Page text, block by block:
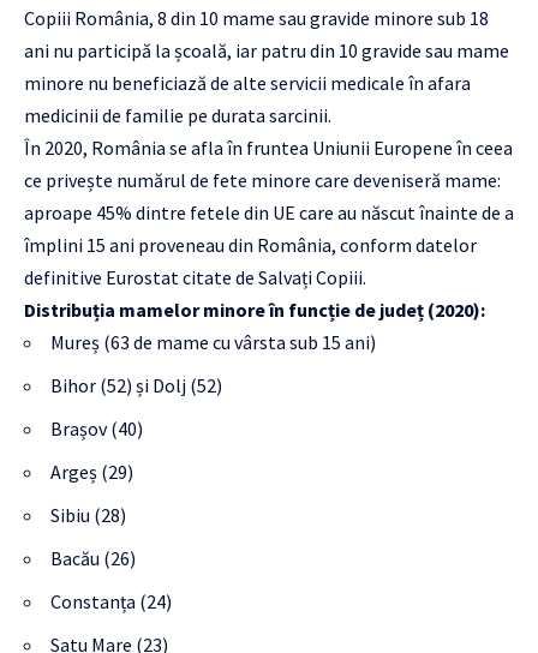
Copiii România, 8 din 10 mame sau gravide minore sub 18
ani nu participă la școală, iar patru din 10 gravide sau mame
minore nu beneficiază de alte servicii medicale în afara
medicinii de familie pe durata sarcinii.
În 2020, România se afla în fruntea Uniunii Europene în ceea
ce privește numărul de fete minore care deveniseră mame:
aproape 45% dintre fetele din UE care au născut înainte de a
împlini 15 ani proveneau din România, conform datelor
definitive Eurostat citate de Salvați Copiii.
Distribuția mamelor minore în funcție de județ (2020):
Mureș (63 de mame cu vârsta sub 15 ani)
Bihor (52) și Dolj (52)
Brașov (40)
Argeș (29)
Sibiu (28)
Bacău (26)
Constanța (24)
Satu Mare (23)